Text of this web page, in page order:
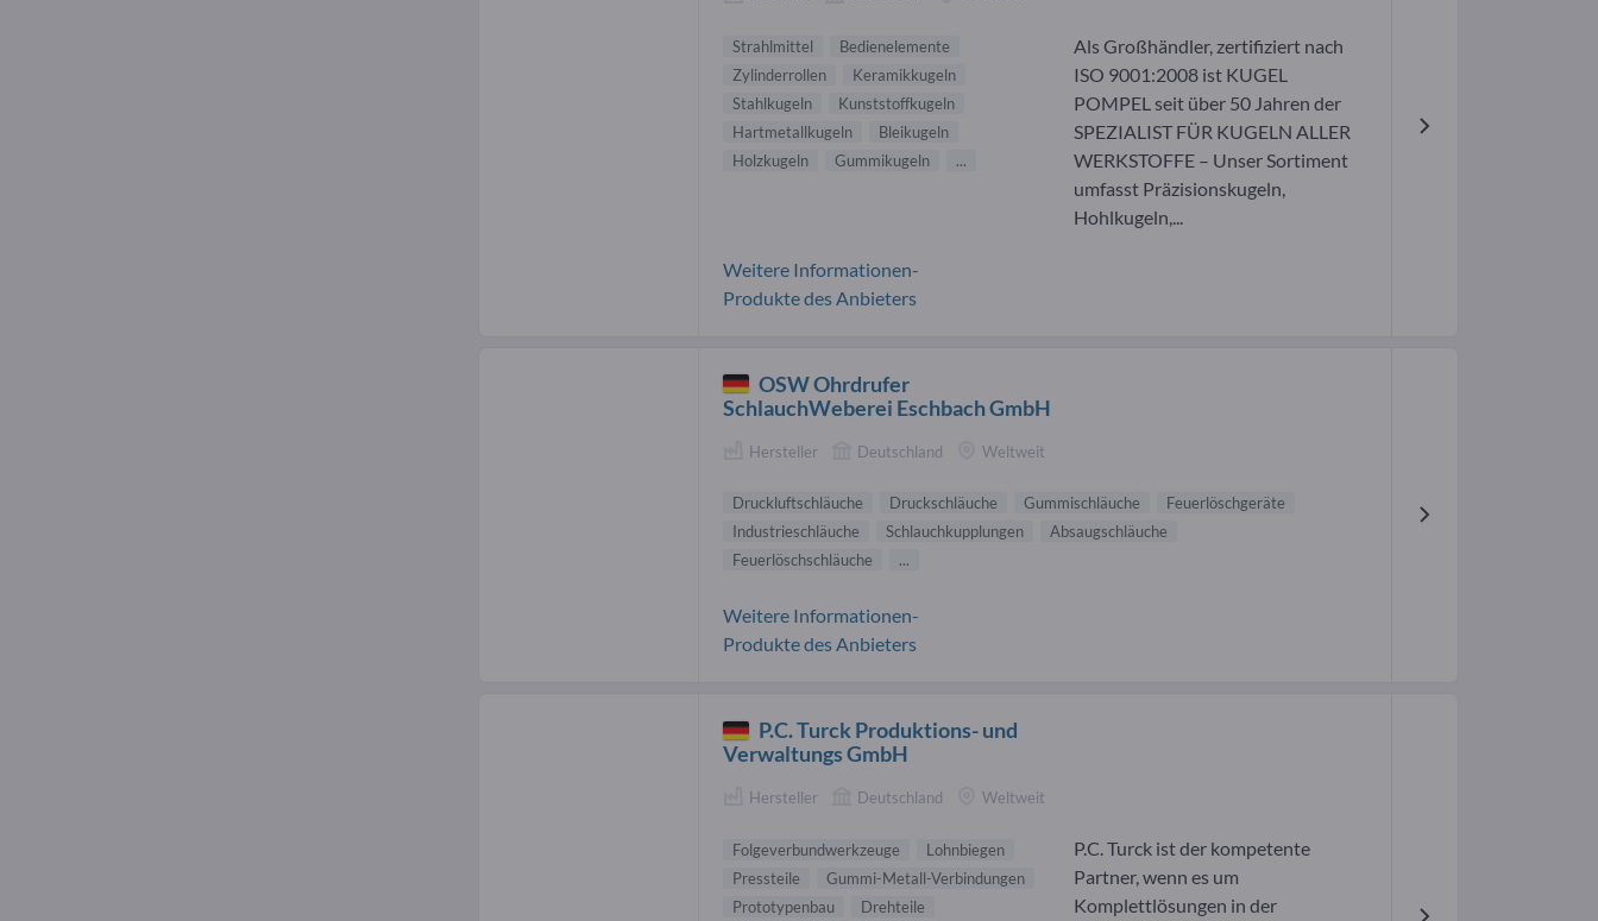
Strahlmittel
Bedienelemente
Zylinderrollen
Keramikkugeln
Stahlkugeln
Kunststoffkugeln
Hartmetallkugeln
Bleikugeln
Holzkugeln
Gummikugeln ...
Als Großhändler, zertifiziert nach
ISO 9001:2008 ist KUGEL
POMPEL seit über 50 Jahren der
SPEZIALIST FÜR KUGELN ALLER
WERKSTOFFE – Unser Sortiment
umfasst Präzisionskugeln,
Hohlkugeln,...
Weitere Informationen-
Produkte des Anbieters
OSW Ohrdrufer
SchlauchWeberei Eschbach GmbH
Hersteller Deutschland Weltweit
Druckluftschläuche Druckschläuche Gummischläuche
Feuerlöschgeräte
Industrieschläuche
Schlauchkupplungen
Absaugschläuche
Feuerlöschschläuche
...
Weitere Informationen-
Produkte des Anbieters
P.C. Turck Produktions- und
Verwaltungs GmbH
Hersteller Deutschland Weltweit
Folgeverbundwerkzeuge
Lohnbiegen
Pressteile
Gummi-Metall-Verbindungen
Prototypenbau
Drehteile
P.C. Turck ist der kompetente
Partner, wenn es um
Komplettlösungen in der